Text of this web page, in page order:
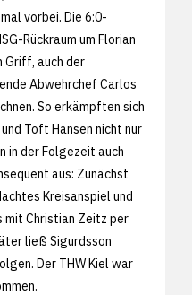
vorbei. Die 6:0-
Rückraum um Florian
Griff, auch der
Abwehrchef Carlos
So erkämpften sich
Toft Hansen nicht nur
in der Folgezeit auch
aus: Zunächst
Kreisanspiel und
mit Christian Zeitz per
ließ Sigurdsson
Der THW Kiel war